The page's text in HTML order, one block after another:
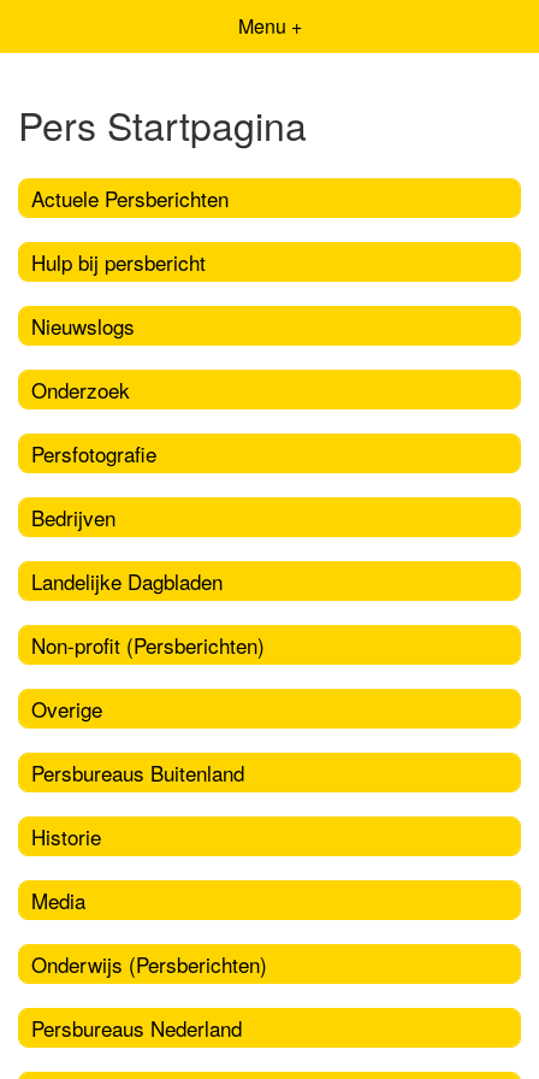
Menu +
Pers Startpagina
Actuele Persberichten
Hulp bij persbericht
Nieuwslogs
Onderzoek
Persfotografie
Bedrijven
Landelijke Dagbladen
Non-profit (Persberichten)
Overige
Persbureaus Buitenland
Historie
Media
Onderwijs (Persberichten)
Persbureaus Nederland